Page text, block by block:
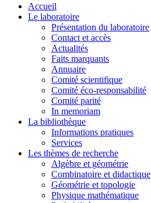
Accueil
Le laboratoire
Présentation du laboratoire
Contact et accès
Actualités
Faits marquants
Annuaire
Comité scientifique
Comité éco-responsabilité
Comité parité
In memoriam
La bibliothèque
Informations pratiques
Services
Les thèmes de recherche
Algèbre et géométrie
Combinatoire et didactique
Géométrie et topologie
Physique mathématique